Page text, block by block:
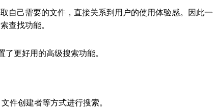
自己需要的文件，直接关系到用户的使用体验感。因此
查找功能。
更好用的高级搜索功能。
件创建者等方式进行搜索。